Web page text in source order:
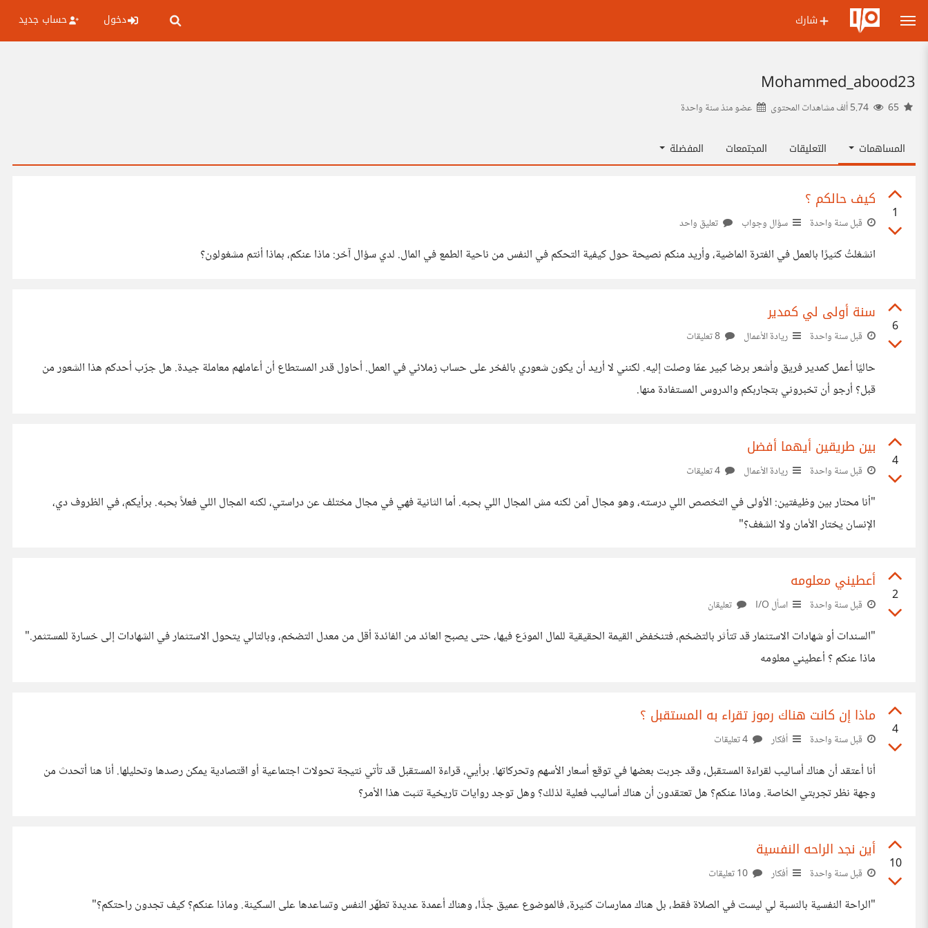
شارك دخول حساب جديد
Mohammed_abood23
عضو منذسنة واحدة
المساهمات التعليقات المجتمعات المفضلة
1
كيف حالكم ؟
قبل سنة واحدة سؤال وجواب تعليق واحد
انشغلتُ كثيرًا بالعمل في الفترة الماضية، وأريد منكم نصيحة حول كيفية التحكم في النفس من ناحية الطمع في المال. لدي سؤال آخر: ماذا عنكم، بماذا أنتم مشغولون؟
6
سنة أولى لي كمدير
قبل سنة واحدة ريادة الأعمال
حاليًا أعمل كمدير فريق وأشعر برضا كبير عمّا وصلت إليه. لكنني لا أريد أن يكون شعوري بالفخر على حساب زملائي في العمل. أحاول قدر المستطاع أن أعاملهم معاملة جيدة. هل جرّب أحدكم هذا الشعور من
قبل؟ أرجو أن تخبروني بتجاربكم والدروس المستفادة منها.
4
بين طريقين أيهما أفضل
قبل سنة واحدة ريادة الأعمال
"أنا محتار بين وظيفتين: الأولى في التخصص اللي درسته، وهو مجال آمن لكنه مش المجال اللي بحبه. أما الثانية فهي في مجال مختلف عن دراستي، لكنه المجال اللي فعلاً بحبه. برأيكم، في الظروف دي،
الإنسان يختار الأمان ولا الشغف؟"
2
أعطيني معلومه
قبل سنة واحدة اسأل I/O تعليقان
"السندات أو شهادات الاستثمار قد تتأثر بالتضخم، فتنخفض القيمة الحقيقية للمال المودَع فيها، حتى يصبح العائد من الفائدة أقل من معدل التضخم، وبالتالي يتحول الاستثمار في الشهادات إلى خسارة للمستثمر."
ماذا عنكم ؟ أعطيني معلومه
4
ماذا إن كانت هناك رموز تقراء به المستقبل ؟
قبل سنة واحدة أفكار
أنا أعتقد أن هناك أساليب لقراءة المستقبل، وقد جربت بعضها في توقع أسعار الأسهم وتحركاتها. برأيي، قراءة المستقبل قد تأتي نتيجة تحولات اجتماعية أو اقتصادية يمكن رصدها وتحليلها. أنا هنا أتحدث من
وجهة نظر تجربتي الخاصة. وماذا عنكم؟ هل تعتقدون أن هناك أساليب فعلية لذلك؟ وهل توجد روايات تاريخية تثبت هذا الأمر؟
10
أين نجد الراحه النفسية
قبل سنة واحدة أفكار
"الراحة النفسية بالنسبة لي ليست في الصلاة فقط، بل هناك ممارسات كثيرة، فالموضوع عميق جدًّا، وهناك أعمدة عديدة تطهّر النفس وتساعدها على السكينة. وماذا عنكم؟ كيف تجدون راحتكم؟"